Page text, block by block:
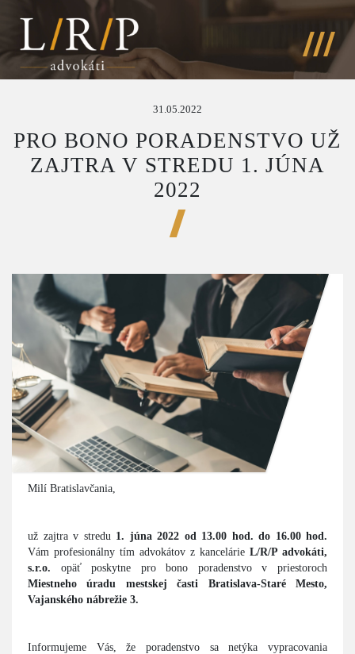
31.05.2022
PRO BONO PORADENSTVO UŽ
ZAJTRA V STREDU 1. JÚNA
2022
Milí Bratislavčania,
už zajtra v stredu 1. júna 2022 od 13.00 hod. do 16.00 hod.
Vám profesionálny tím advokátov z kancelárie L/R/P advokáti,
s.r.o. opäť poskytne pro bono poradenstvo v priestoroch
Miestneho úradu mestskej časti Bratislava-Staré Mesto,
Vajanského nábrežie 3.
Informujeme Vás, že poradenstvo sa netýka vypracovania